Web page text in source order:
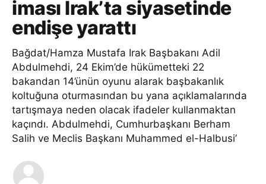
iması Irak’ta siyasetinde
endişe yarattı
Bağdat/Hamza Mustafa Irak Başbakanı Adil
Abdulmehdi, 24 Ekim’de hükümetteki 22
bakandan 14’ünün oyunu alarak başbakanlık
koltuğuna oturmasından bu yana açıklamalarında
tartışmaya neden olacak ifadeler kullanmaktan
kaçındı. Abdulmehdi, Cumhurbaşkanı Berham
Salih ve Meclis Başkanı Muhammed el-Halbusi’